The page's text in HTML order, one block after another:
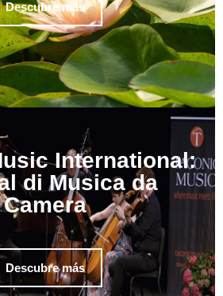
Descubre más
International:
di Musica da
Camera
Descubre más